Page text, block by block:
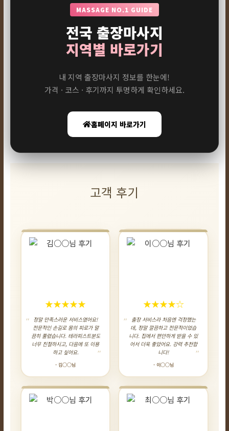
MASSAGE NO.1 GUIDE
전국 출장마사지
지역별 바로가기
내 지역 출장마사지 정보를 한눈에!
가격 · 코스 · 후기까지 투명하게 확인하세요.
홈페이지 바로가기
고객 후기
★★★★★
정말 만족스러운 서비스였어요!
전문적인 손길로 몸의 피로가 말
끔히 풀렸습니다. 테라피스트분도
너무 친절하시고, 다음에 또 이용
하고 싶어요.
- 김○○님
★★★★☆
출장 서비스라 처음엔 걱정했는
데, 정말 깔끔하고 전문적이었습
니다. 집에서 편안하게 받을 수 있
어서 더욱 좋았어요. 강력 추천합
니다!
- 이○○님